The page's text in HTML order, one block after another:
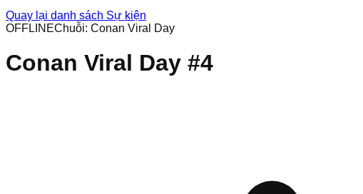
Quay lại danh sách Sự kiện
OFFLINEChuỗi: Conan Viral Day
Conan Viral Day #4